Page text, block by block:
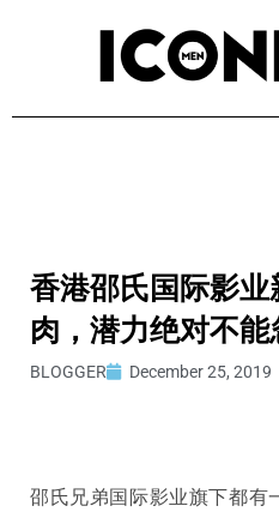
香港邵氏国际影
肉，潜力绝对不能
BLOGGER December 25, 2019
邵氏兄弟国际影业旗下都有